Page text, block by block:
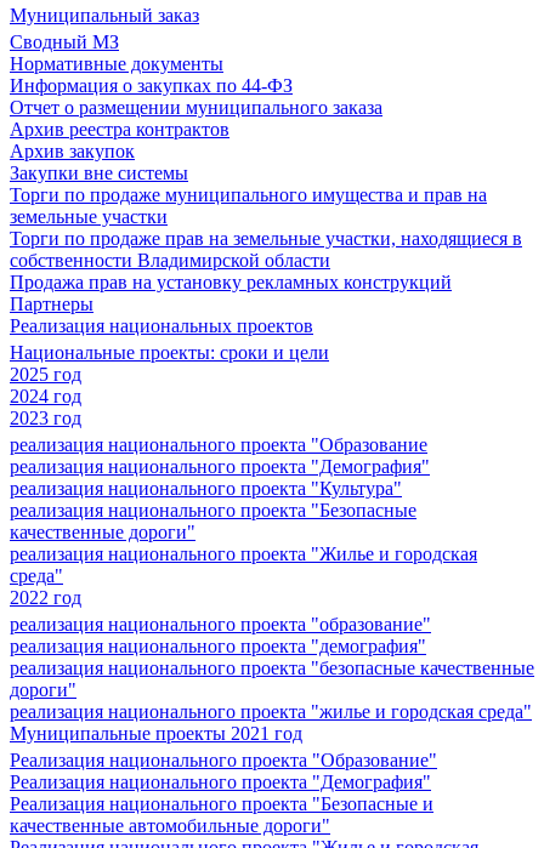
Муниципальный заказ
Сводный МЗ
Нормативные документы
Информация о закупках по 44-ФЗ
Отчет о размещении муниципального заказа
Архив реестра контрактов
Архив закупок
Закупки вне системы
Торги по продаже муниципального имущества и прав на
земельные участки
Торги по продаже прав на земельные участки, находящиеся в
собственности Владимирской области
Продажа прав на установку рекламных конструкций
Партнеры
Реализация национальных проектов
Национальные проекты: сроки и цели
2025 год
2024 год
2023 год
реализация национального проекта "Образование
реализация национального проекта "Демография"
реализация национального проекта "Культура"
реализация национального проекта "Безопасные
качественные дороги"
реализация национального проекта "Жилье и городская
среда"
2022 год
реализация национального проекта "образование"
реализация национального проекта "демография"
реализация национального проекта "безопасные качественные
дороги"
реализация национального проекта "жилье и городская среда"
Муниципальные проекты 2021 год
Реализация национального проекта "Образование"
Реализация национального проекта "Демография"
Реализация национального проекта "Безопасные и
качественные автомобильные дороги"